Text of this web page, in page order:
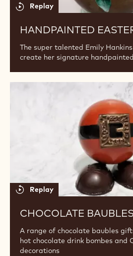
Replay
HANDPAINTED
The super talented Emily
create her signature
Replay
CHOCOLATE
A range of chocolate baubles
hot chocolate drink bombes and
decorations